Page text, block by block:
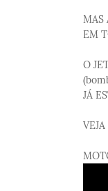
MAS
EM
O
JÁ